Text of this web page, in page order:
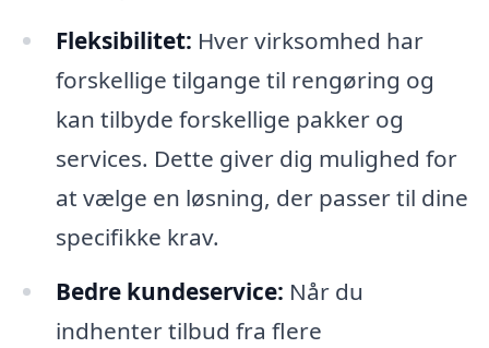
Fleksibilitet: Hver virksomhed har
forskellige tilgange til rengøring og
kan tilbyde forskellige pakker og
services. Dette giver dig mulighed for
at vælge en løsning, der passer til dine
specifikke krav.
Bedre kundeservice: Når du
indhenter tilbud fra flere